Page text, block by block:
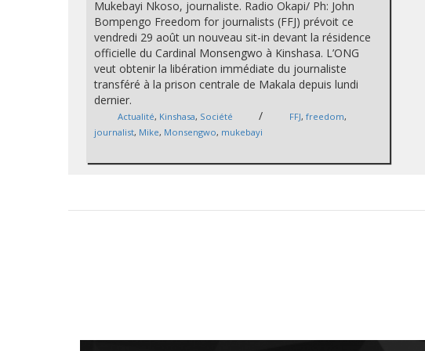
Mukebayi Nkoso, journaliste. Radio Okapi/ Ph: John
Bompengo Freedom for journalists (FFJ) prévoit ce
vendredi 29 août un nouveau sit-in devant la résidence
officielle du Cardinal Monsengwo à Kinshasa. L’ONG
veut obtenir la libération immédiate du journaliste
transféré à la prison centrale de Makala depuis lundi
dernier.
Actualité, Kinshasa, Société / FFJ,freedom,
journalist, Mike, Monsengwo, mukebayi